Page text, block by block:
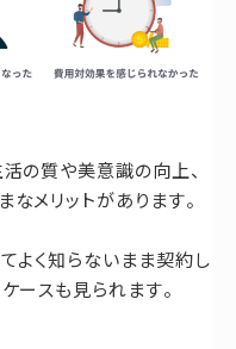
の質や美意識の向上、
メリットがあります。
よく知らないまま契約し
ースも見られます。